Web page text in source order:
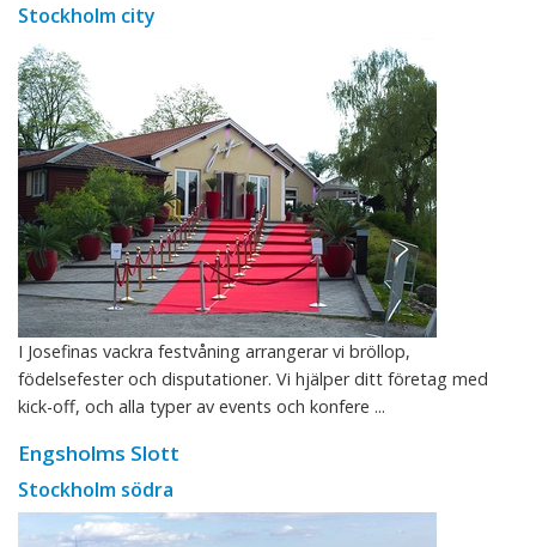
Stockholm city
I Josefinas vackra festvåning arrangerar vi bröllop,
födelsefester och disputationer. Vi hjälper ditt företag med
kick-off, och alla typer av events och konfere ...
Engsholms Slott
Stockholm södra